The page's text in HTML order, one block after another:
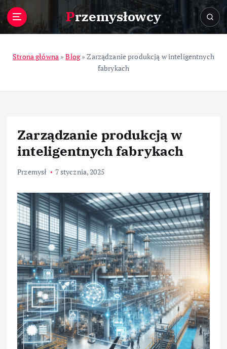
Przemysłowcy
Strona główna »Blog»Zarządzanie produkcją w inteligentnych
fabrykach
Zarządzanie produkcją w
inteligentnych fabrykach
Przemysł 7 stycznia, 2025